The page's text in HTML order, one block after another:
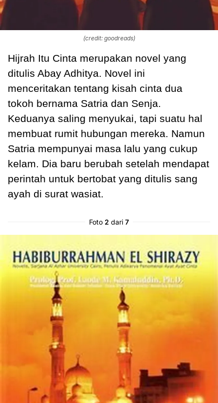
(credit: goodreads)
Hijrah Itu Cinta merupakan novel yang
ditulis Abay Adhitya. Novel ini
menceritakan tentang kisah cinta dua
tokoh bernama Satria dan Senja.
Keduanya saling menyukai, tapi suatu hal
membuat rumit hubungan mereka. Namun
Satria mempunyai masa lalu yang cukup
kelam. Dia baru berubah setelah mendapat
perintah untuk bertobat yang ditulis sang
ayah di surat wasiat.
Foto 2 dari 7